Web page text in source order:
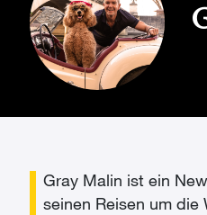
Gray Malin ist ein
seinen Reisen um die